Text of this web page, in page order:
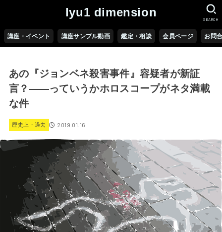
lyu1 dimension
講座・イベント 講座サンプル動画 鑑定・相談 会員ページ お問
SEARCH
あの『ジョンベネ殺害事件』容疑者が新証
言？――っていうかホロスコープがネタ満載
な件
歴史上・過去 2019.01.16